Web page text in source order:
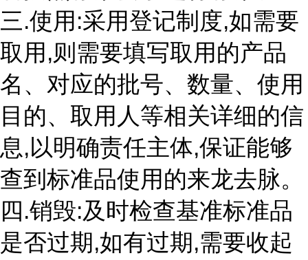
三.使用:采用登记制度,如需要
取用,则需要填写取用的产品
名、对应的批号、数量、使用
目的、取用人等相关详细的信
息,以明确责任主体,保证能够
查到标准品使用的来龙去脉。
四.销毁:及时检查基准标准品
是否过期,如有过期,需要收起